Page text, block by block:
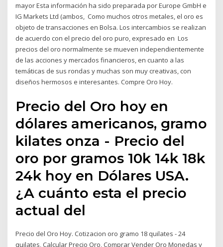
mayor Esta información ha sido preparada por Europe GmbH e
IG Markets Ltd (ambos, Como muchos otros metales, el oro es
objeto de transacciones en Bolsa. Los intercambios se realizan
de acuerdo con el precio del oro puro, expresado en Los
precios del oro normalmente se mueven independientemente
de las acciones y mercados financieros, en cuanto a las
temáticas de sus rondas y muchas son muy creativas, con
diseños hermosos e interesantes. Compre Oro Hoy.
Precio del Oro hoy en
dólares americanos, gramo
kilates onza - Precio del
oro por gramos 10k 14k 18k
24k hoy en Dólares USA.
¿A cuánto esta el precio
actual del
Precio del Oro Hoy. Cotizacion oro gramo 18 quilates - 24
quilates, Calcular Precio Oro, Comprar Vender Oro Monedas y